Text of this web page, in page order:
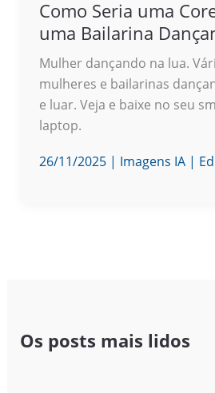
Como Seria uma
uma Bailarina
Mulher dançando na lua.
mulheres e bailarinas
e luar. Veja e baixe no seu
laptop.
26/11/2025 | Imagens IA|
Os posts mais lidos